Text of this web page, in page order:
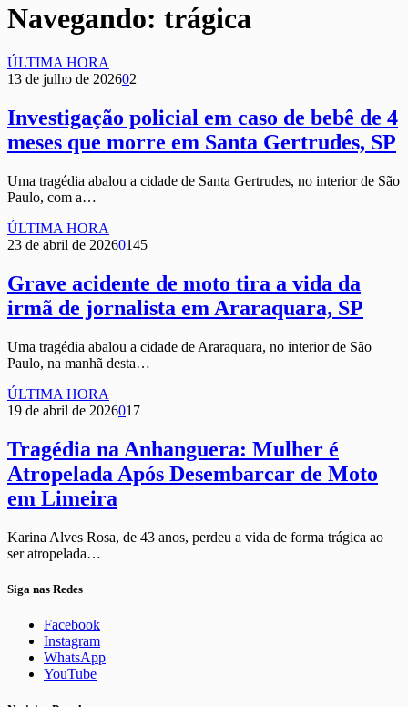
Navegando: trágica
ÚLTIMA HORA
13 de julho de 202602
Investigação policial em caso de bebê de 4
meses que morre em Santa Gertrudes, SP
Uma tragédia abalou a cidade de Santa Gertrudes, no interior de São
Paulo, com a…
ÚLTIMA HORA
23 de abril de 20260145
Grave acidente de moto tira a vida da
irmã de jornalista em Araraquara, SP
Uma tragédia abalou a cidade de Araraquara, no interior de São
Paulo, na manhã desta…
ÚLTIMA HORA
19 de abril de 2026017
Tragédia na Anhanguera: Mulher é
Atropelada Após Desembarcar de Moto
em Limeira
Karina Alves Rosa, de 43 anos, perdeu a vida de forma trágica ao
ser atropelada…
Siga nas Redes
Facebook
Instagram
WhatsApp
YouTube